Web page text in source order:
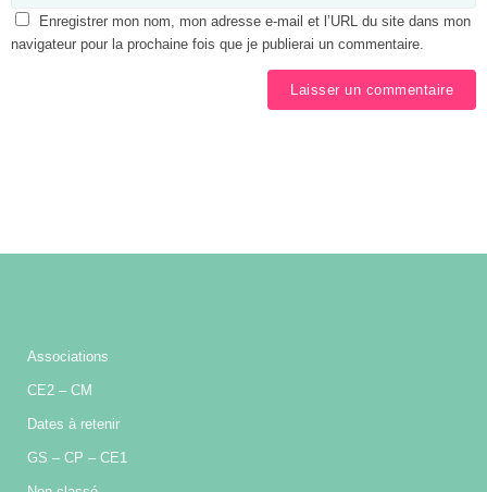
Enregistrer mon nom, mon adresse e-mail et l’URL du site dans mon
navigateur pour la prochaine fois que je publierai un commentaire.
Associations
CE2 – CM
Dates à retenir
GS – CP – CE1